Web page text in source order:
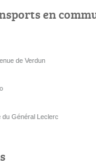
en
de Verdun
du Général Leclerc